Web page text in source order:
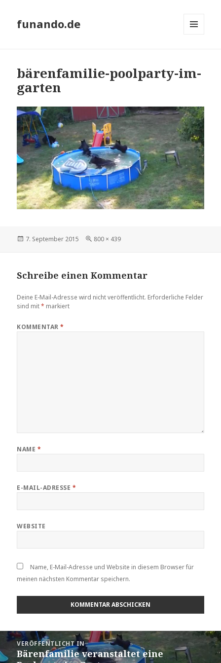
funando.de
bärenfamilie-poolparty-im-
garten
Veröffentlicht
7. September 2015
Volle
800 × 439
Schreibe einen Kommentar
Deine E-Mail-Adresse wird nicht veröffentlicht. Erforderliche Felder
sind mit* markiert
KOMMENTAR*
NAME *
E-MAIL-ADRESSE *
WEBSITE
Name, E-Mail-Adresse und Website in diesem Browser für
meinen nächsten Kommentar speichern.
Beitragsnavigation
VERÖFFENTLICHT IN
Bärenfamilie veranstaltet eine